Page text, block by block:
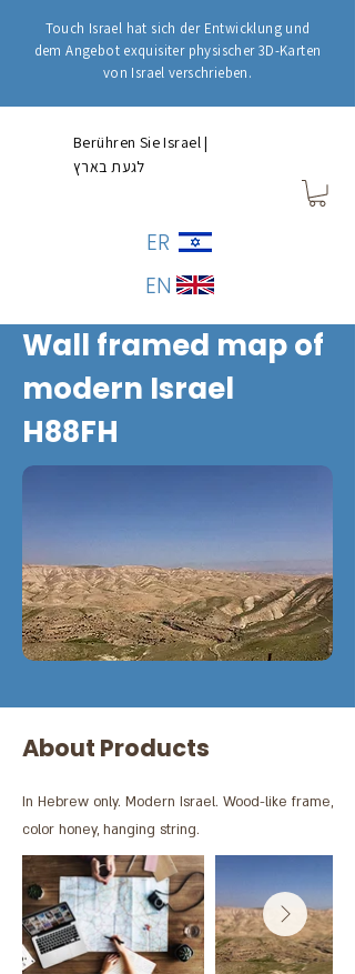
Touch Israel hat sich der Entwicklung und
dem Angebot exquisiter physischer 3D-Karten
von Israel verschrieben.
Berühren Sie Israel |
לגעת בארץ
ER
EN
Wall framed map of
modern Israel
H88FH
About Products
In Hebrew only. Modern Israel. Wood-like frame,
color honey, hanging string.